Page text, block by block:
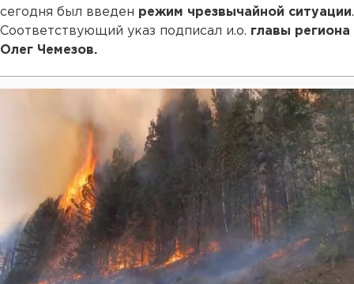
сегодня был введен режим чрезвычайной ситуации.
Соответствующий указ подписал и.о. главы региона
Олег Чемезов.